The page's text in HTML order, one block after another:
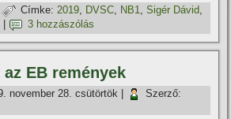
Címke: 2019, DVSC, NB1,Sigér Dávid,
3 hozzászólás
az EB remények
november 28. csütörtök
Szerző: